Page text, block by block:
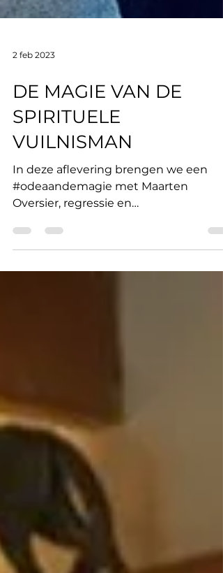
2 feb 2023
DE MAGIE VAN DE
SPIRITUELE
VUILNISMAN
In deze aflevering brengen we een
#odeaandemagie met Maarten
van een gele...